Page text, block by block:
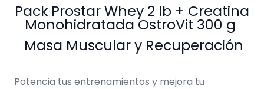
Pack Prostar Whey 2 lb + Creatina
Monohidratada OstroVit 300 g
Masa Muscular y Recuperación
Potencia tus entrenamientos y mejora tu